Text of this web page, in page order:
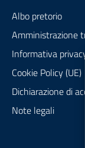
Albo pretorio
Amministrazione
Informativa
Cookie Policy (UE)
Dichiarazione di
Note legali